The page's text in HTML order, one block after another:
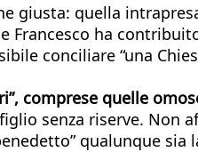
giusta: quella
Francesco ha
conciliare “una
comprese quelle
senza riserve. Non
qualunque sia